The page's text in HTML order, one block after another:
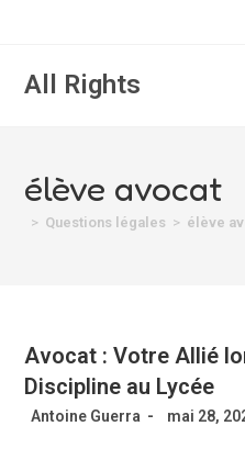
All Rights
élève avocat
> Questions légales > élève
Avocat : Votre Allié
Discipline au Lycée
Antoine Guerra mai 28,